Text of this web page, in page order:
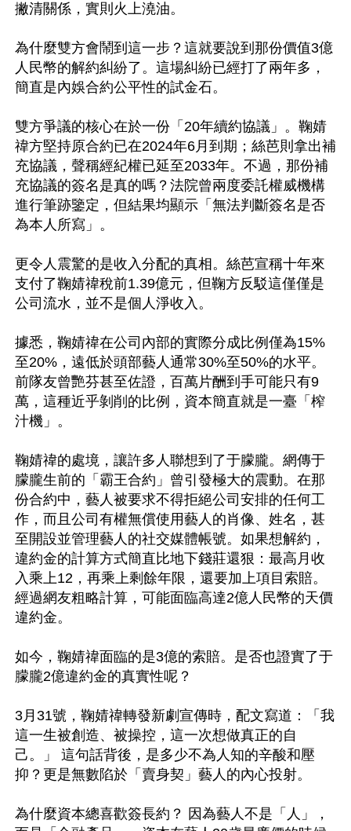
撇清關係，實則火上澆油。
為什麼雙方會鬧到這一步？這就要說到那份價值3億
人民幣的解約糾紛了。這場糾紛已經打了兩年多，
簡直是內娛合約公平性的試金石。
雙方爭議的核心在於一份「20年續約協議」。鞠婧
禕方堅持原合約已在2024年6月到期；絲芭則拿出補
充協議，聲稱經紀權已延至2033年。不過，那份補
充協議的簽名是真的嗎？法院曾兩度委託權威機構
進行筆跡鑒定，但結果均顯示「無法判斷簽名是否
為本人所寫」。
更令人震驚的是收入分配的真相。絲芭宣稱十年來
支付了鞠婧禕稅前1.39億元，但鞠方反駁這僅僅是
公司流水，並不是個人淨收入。
據悉，鞠婧禕在公司內部的實際分成比例僅為15%
至20%，遠低於頭部藝人通常30%至50%的水平。
前隊友曾艷芬甚至佐證，百萬片酬到手可能只有9
萬，這種近乎剝削的比例，資本簡直就是一臺「榨
汁機」。
鞠婧禕的處境，讓許多人聯想到了于朦朧。網傳于
朦朧生前的「霸王合約」曾引發極大的震動。在那
份合約中，藝人被要求不得拒絕公司安排的任何工
作，而且公司有權無償使用藝人的肖像、姓名，甚
至開設並管理藝人的社交媒體帳號。如果想解約，
違約金的計算方式簡直比地下錢莊還狠：最高月收
入乘上12，再乘上剩餘年限，還要加上項目索賠。
經過網友粗略計算，可能面臨高達2億人民幣的天價
違約金。
如今，鞠婧禕面臨的是3億的索賠。是否也證實了于
朦朧2億違約金的真實性呢？
3月31號，鞠婧禕轉發新劇宣傳時，配文寫道：「我
這一生被創造、被操控，這一次想做真正的自
己。」 這句話背後，是多少不為人知的辛酸和壓
抑？更是無數陷於「賣身契」藝人的內心投射。
為什麼資本總喜歡簽長約？ 因為藝人不是「人」，